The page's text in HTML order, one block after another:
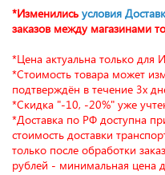
*Изменились условия
заказов между магазинами
*Цена актуальна только для
*Стоимость товара может
подтверждён в течение 3х
*Скидка "-10, -20%" уже
*Доставка по РФ доступна
стоимость доставки
только после обработки
рублей - минимальная цена